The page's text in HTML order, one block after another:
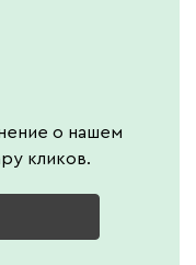
о нашем
кликов.